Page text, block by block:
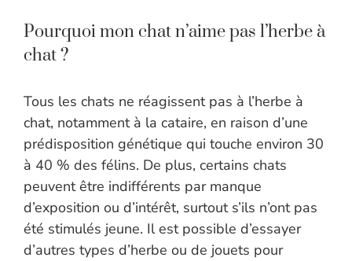
Pourquoi mon chat n’aime pas l’herbe à
chat ?
Tous les chats ne réagissent pas à l’herbe à
chat, notamment à la cataire, en raison d’une
prédisposition génétique qui touche environ 30
à 40 % des félins. De plus, certains chats
peuvent être indifférents par manque
d’exposition ou d’intérêt, surtout s’ils n’ont pas
été stimulés jeune. Il est possible d’essayer
d’autres types d’herbe ou de jouets pour